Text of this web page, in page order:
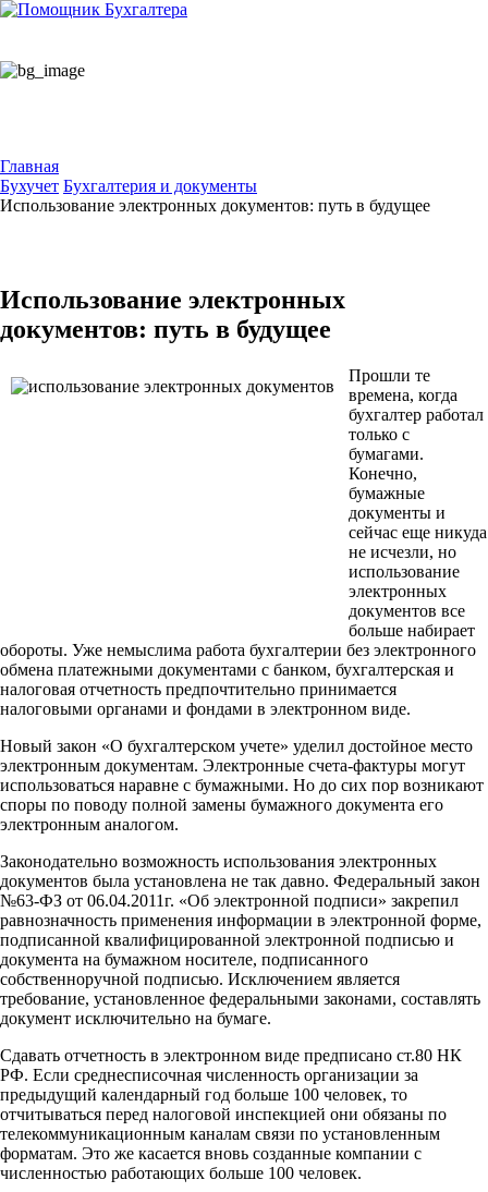
Главная
Бухучет Бухгалтерия и документы
Использование электронных документов: путь в будущее
Использование электронных
документов: путь в будущее
Прошли те
времена, когда
бухгалтер работал
только с
бумагами.
Конечно,
бумажные
документы и
сейчас еще никуда
не исчезли, но
использование
электронных
документов все
больше набирает
обороты. Уже немыслима работа бухгалтерии без электронного
обмена платежными документами с банком, бухгалтерская и
налоговая отчетность предпочтительно принимается
налоговыми органами и фондами в электронном виде.
Новый закон «О бухгалтерском учете» уделил достойное место
электронным документам. Электронные счета-фактуры могут
использоваться наравне с бумажными. Но до сих пор возникают
споры по поводу полной замены бумажного документа его
электронным аналогом.
Законодательно возможность использования электронных
документов была установлена не так давно. Федеральный закон
№63-ФЗ от 06.04.2011г. «Об электронной подписи» закрепил
равнозначность применения информации в электронной форме,
подписанной квалифицированной электронной подписью и
документа на бумажном носителе, подписанного
собственноручной подписью. Исключением является
требование, установленное федеральными законами, составлять
документ исключительно на бумаге.
Сдавать отчетность в электронном виде предписано ст.80 НК
РФ. Если среднесписочная численность организации за
предыдущий календарный год больше 100 человек, то
отчитываться перед налоговой инспекцией они обязаны по
телекоммуникационным каналам связи по установленным
форматам. Это же касается вновь созданные компании с
численностью работающих больше 100 человек.